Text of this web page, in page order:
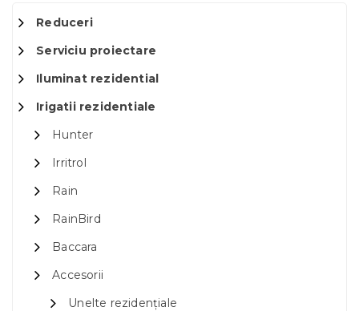
Reduceri
Serviciu proiectare
Iluminat rezidential
Irigatii rezidentiale
Hunter
Irritrol
Rain
RainBird
Baccara
Accesorii
Unelte rezidențiale